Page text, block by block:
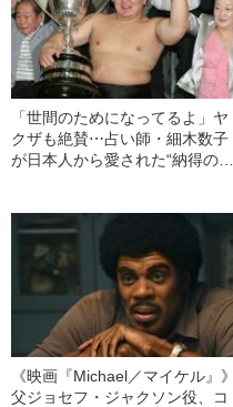
「世間のためになってるよ」ヤ
クザも絶賛⋯占い師・細木数子
が日本人から愛された“納得の理
《映画『Michael／マイケル』》
父ジョセフ・ジャクソン役、コ